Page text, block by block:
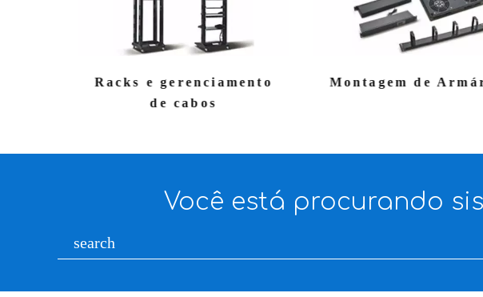
Racks e gerenciamento
de cabos
Montagem de
Você está procurando
search